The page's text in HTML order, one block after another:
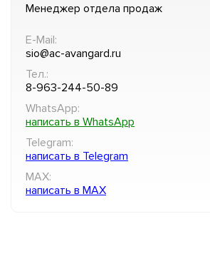
Менеджер отдела продаж
E-Mail:
sio@ac-avangard.ru
Тел.:
8-963-244-50-89
WhatsApp:
написать в WhatsApp
Telegram:
написать в Telegram
MAX:
написать в MAX